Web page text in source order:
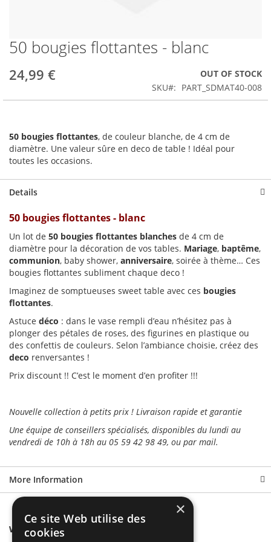
Skip
to
the
beginning
50 bougies flottantes - blanc
24,99 €
OUT OF STOCK
SKU
PART_SDMAT40-008
50 bougies flottantes, de couleur blanche, de 4 cm de
diamètre. Une valeur sûre en deco de table ! Idéal pour
toutes les occasions.
Details
50 bougies flottantes - blanc
Un lot de 50 bougies flottantes blanches de 4 cm de
diamètre pour la décoration de vos tables. Mariage, baptême,
communion, baby shower, anniversaire, soirée à thème… Ces
bougies flottantes subliment chaque deco !
Imaginez de somptueuses sweet table avec ces bougies
flottantes.
Astuce déco : dans le vase rempli d’eau n’hésitez pas à
plonger des pétales de roses, des figurines en plastique ou
des confettis de couleurs. Selon l’ambiance choisie, créez des
deco renversantes !
Prix discount !! C’est le moment d’en profiter !!!
Nouvelle collection à petits prix ! Livraison rapide et garantie
Une équipe de conseillers spécialisés, disponibles du lundi au
vendredi de 10h à 18h au 05 59 42 98 49, ou par mail.
More Information
We found other products you might like!
×
Ce site Web utilise des
cookies